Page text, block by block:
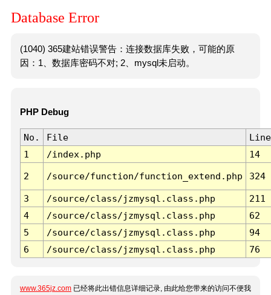
Database Error
(1040) 365建站错误警告：连接数据库失败，可能的原
因：1、数据库密码不对; 2、mysql未启动。
PHP Debug
No. File
Line
1
/index.php 14
2 /source/function/function_extend.php 324
3 /source/class/jzmysql.class.php
211
4
/source/class/jzmysql.class.php
62
5
/source/class/jzmysql.class.php
94
6
/source/class/jzmysql.class.php 76
www.365jz.com 已经将此出错信息详细记录, 由此给您带来的访问不便我